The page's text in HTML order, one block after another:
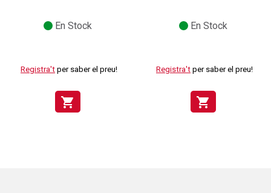
En Stock
Registra't per saber el preu!
shopping_cart
En Stock
Registra't per saber el preu!
shopping_cart